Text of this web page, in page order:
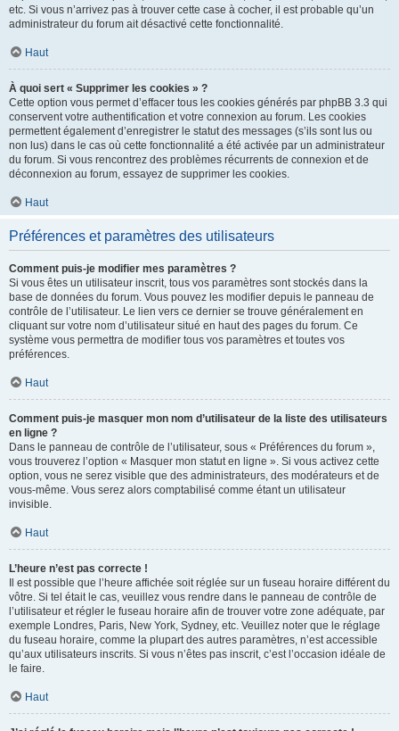
etc. Si vous n’arrivez pas à trouver cette case à cocher, il est probable qu’un
administrateur du forum ait désactivé cette fonctionnalité.
Haut
À quoi sert « Supprimer les cookies » ?
Cette option vous permet d’effacer tous les cookies générés par phpBB 3.3 qui
conservent votre authentification et votre connexion au forum. Les cookies
permettent également d’enregistrer le statut des messages (s’ils sont lus ou
non lus) dans le cas où cette fonctionnalité a été activée par un administrateur
du forum. Si vous rencontrez des problèmes récurrents de connexion et de
déconnexion au forum, essayez de supprimer les cookies.
Haut
Préférences et paramètres des utilisateurs
Comment puis-je modifier mes paramètres ?
Si vous êtes un utilisateur inscrit, tous vos paramètres sont stockés dans la
base de données du forum. Vous pouvez les modifier depuis le panneau de
contrôle de l’utilisateur. Le lien vers ce dernier se trouve généralement en
cliquant sur votre nom d’utilisateur situé en haut des pages du forum. Ce
système vous permettra de modifier tous vos paramètres et toutes vos
préférences.
Haut
Comment puis-je masquer mon nom d’utilisateur de la liste des utilisateurs
en ligne ?
Dans le panneau de contrôle de l’utilisateur, sous « Préférences du forum »,
vous trouverez l’option « Masquer mon statut en ligne ». Si vous activez cette
option, vous ne serez visible que des administrateurs, des modérateurs et de
vous-même. Vous serez alors comptabilisé comme étant un utilisateur
invisible.
Haut
L’heure n’est pas correcte !
Il est possible que l’heure affichée soit réglée sur un fuseau horaire différent du
vôtre. Si tel était le cas, veuillez vous rendre dans le panneau de contrôle de
l’utilisateur et régler le fuseau horaire afin de trouver votre zone adéquate, par
exemple Londres, Paris, New York, Sydney, etc. Veuillez noter que le réglage
du fuseau horaire, comme la plupart des autres paramètres, n’est accessible
qu’aux utilisateurs inscrits. Si vous n’êtes pas inscrit, c’est l’occasion idéale de
le faire.
Haut